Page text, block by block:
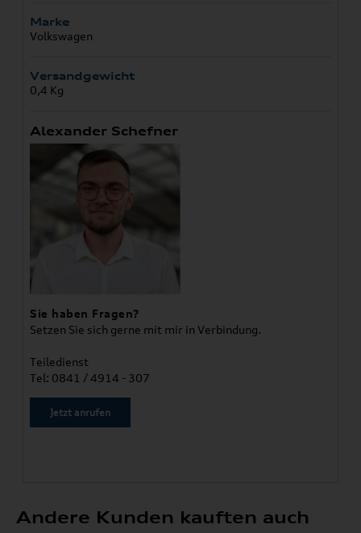
Marke
Volkswagen
Versandgewicht
0,4 Kg
Alexander Schefner
Sie haben Fragen?
Setzen Sie sich gerne mit mir in Verbindung.
Teiledienst
Tel: 0841 / 4914 - 307
Jetzt anrufen
Andere Kunden kauften auch